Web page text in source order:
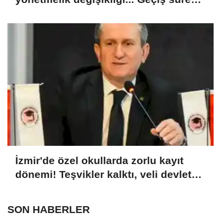
İzmir'de özel okullarda zorlu kayıt
dönemi! Teşvikler kalktı, veli devlet
SON HABERLER